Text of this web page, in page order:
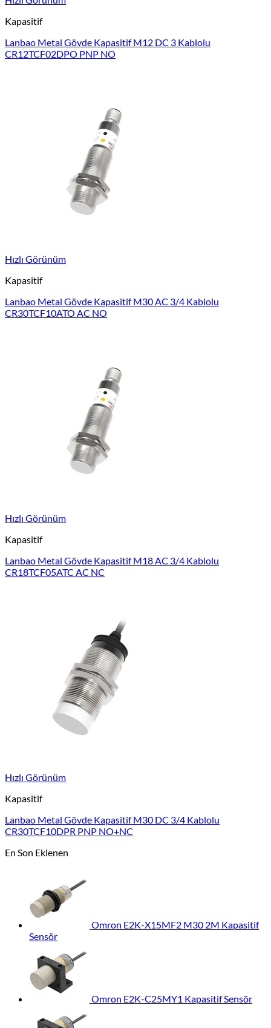
Kapasitif
Lanbao Metal Gövde Kapasitif M12 DC 3 Kablolu
CR12TCF02DPO PNP NO
Hızlı Görünüm
Kapasitif
Lanbao Metal Gövde Kapasitif M30 AC 3/4 Kablolu
CR30TCF10ATO AC NO
Hızlı Görünüm
Kapasitif
Lanbao Metal Gövde Kapasitif M18 AC 3/4 Kablolu
CR18TCF05ATC AC NC
Hızlı Görünüm
Kapasitif
Lanbao Metal Gövde Kapasitif M30 DC 3/4 Kablolu
CR30TCF10DPR PNP NO+NC
En Son Eklenen
Omron E2K-X15MF2 M30 2M Kapasitif
Sensör
Omron E2K-C25MY1 Kapasitif Sensör